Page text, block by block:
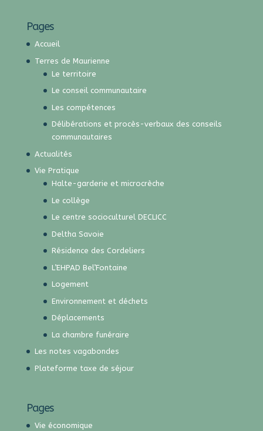
Pages
Accueil
Terres de Maurienne
Le territoire
Le conseil communautaire
Les compétences
Délibérations et procès-verbaux des conseils
communautaires
Actualités
Vie Pratique
Halte-garderie et microcrèche
Le collège
Le centre socioculturel DECLICC
Deltha Savoie
Résidence des Cordeliers
L’EHPAD Bel’Fontaine
Logement
Environnement et déchets
Déplacements
La chambre funéraire
Les notes vagabondes
Plateforme taxe de séjour
Pages
Vie économique